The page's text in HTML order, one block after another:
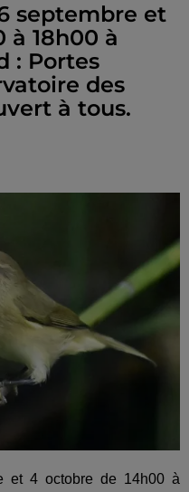
septembre et
à 18h00 à
: Portes
des
à tous.
et 4 octobre de 14h00 à